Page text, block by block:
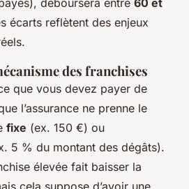
écarts reflètent des enjeux
des franchises
que vous devez payer de
l’assurance ne prenne le
fixe (ex. 150 €) ou
5 % du montant des dégâts).
élevée fait baisser la
cela suppose d’avoir une